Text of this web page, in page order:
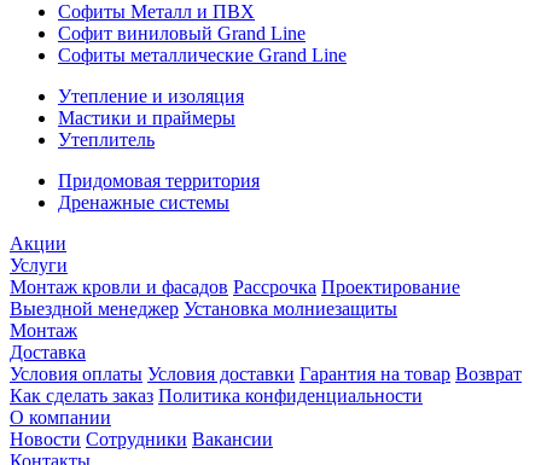
Софиты Металл и ПВХ
Софит виниловый Grand Line
Софиты металлические Grand Line
Утепление и изоляция
Мастики и праймеры
Утеплитель
Придомовая территория
Дренажные системы
Акции
Услуги
Монтаж кровли и фасадов Рассрочка Проектирование
Выездной менеджер Установка молниезащиты
Монтаж
Доставка
Условия оплаты Условия доставки Гарантия на товар Возврат
Как сделать заказ Политика конфиденциальности
О компании
Новости Сотрудники Вакансии
Контакты